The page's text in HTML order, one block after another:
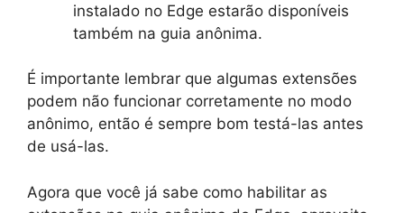
instalado no Edge estarão disponíveis
também na guia anônima.
É importante lembrar que algumas extensões
podem não funcionar corretamente no modo
anônimo, então é sempre bom testá-las antes
de usá-las.
Agora que você já sabe como habilitar as